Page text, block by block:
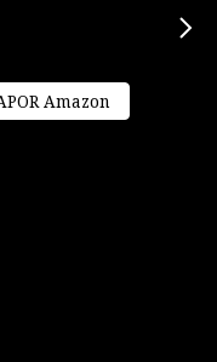
Amazon